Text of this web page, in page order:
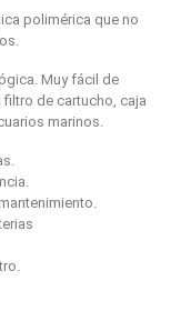
polimérica que no
Muy fácil de
filtro de cartucho, caja
marinos.